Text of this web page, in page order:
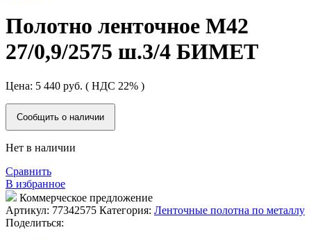
Полотно ленточное М42
27/0,9/2575 ш.3/4 БИМЕТ
Цена: 5 440 руб. ( НДС 22% )
Сообщить о наличии
Нет в наличии
Сравнить
В избранное
Коммерческое предложение
Артикул: 77342575 Категория: Ленточные полотна по металлу
Поделиться: